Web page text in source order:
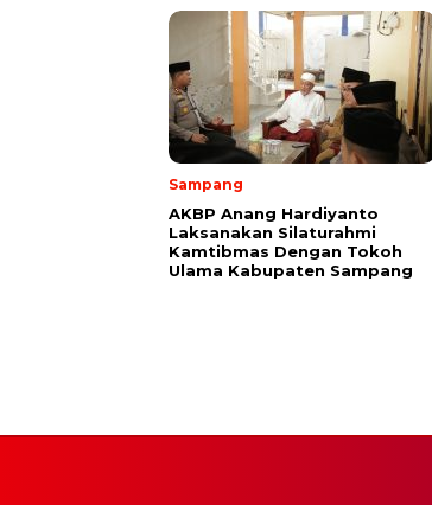
Sampang
AKBP Anang Hardiyanto
Laksanakan Silaturahmi
Kamtibmas Dengan Tokoh
Ulama Kabupaten Sampang